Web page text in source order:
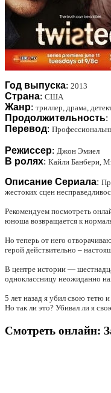
Год выпуска: 2013
Страна: США
Жанр: триллер, драма,
Продолжительность:
Перевод:
Режиссер: Джон Эмиел
В ролях: Кайли Банбери,
Описание Сериала:
жестоких сцен
Рекомендуем посмотреть
юноша возвращается к
Но теперь от него
герой действительно –
В центре истории —
одноклассницу неожиданно
5 лет назад я убил свою тетю
Но так ли это? Убивал ли я
Смотреть онлайн: